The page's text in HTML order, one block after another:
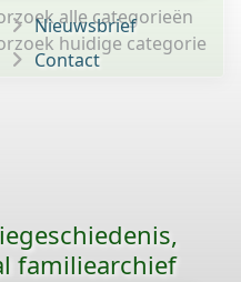
alle categorieën
huidige categorie
Nieuwsbrief
Contact
familiearchief